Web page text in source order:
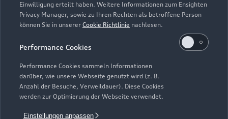
Einwilligung erteilt haben. Weitere Informationen zum Ensighten
Privacy Manager, sowie zu Ihren Rechten als betroffene Person
können Sie in unserer Cookie Richtlinie nachlesen.
Performance Cookies
Performance Cookies sammeln Informationen
darüber, wie unsere Webseite genutzt wird (z. B.
Anzahl der Besuche, Verweildauer). Diese Cookies
werden zur Optimierung der Webseite verwendet.
Einstellungen anpassen
Modelle
Elektromodelle
Plug-in-Hybride
Neuwagensuche
Gebrauchtwagensuche
Service & Zubehör
Saisonale Angebote
Support